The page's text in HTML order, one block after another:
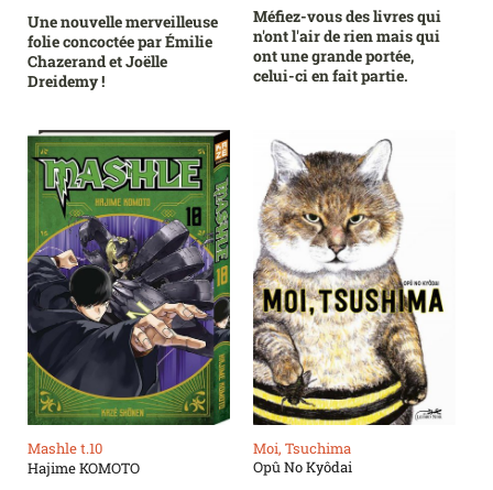
Une nouvelle merveilleuse
folie concoctée par Émilie
Chazerand et Joëlle
Dreidemy !
Méfiez-vous des livres qui
n'ont l'air de rien mais qui
ont une grande portée,
celui-ci en fait partie.
Mashle t.10
Hajime KOMOTO
Moi, Tsuchima
Opû No Kyôdai